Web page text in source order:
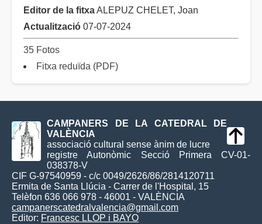
Editor de la fitxaALEPUZ CHELET, Joan
Actualització 07-07-2024
35 Fotos
Fitxa reduïda (PDF)
CAMPANERS DE LA CATEDRAL DE
VALÈNCIA
associació cultural sense ànim de lucre
registre Autonòmic Secció Primera CV-01-
038378-V
CIF G-97540959 - c/c 0049/2626/86/2814120711
Ermita de Santa Llúcia - Carrer de l'Hospital, 15
Telèfon 636 066 978 - 46001 - VALÈNCIA
campanerscatedralvalencia@gmail.com
Editor: Francesc LLOP i BAYO